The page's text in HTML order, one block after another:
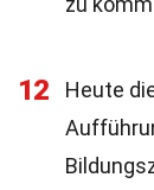
12
Heute